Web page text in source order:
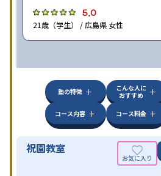
5.0
21歳（学生） / 広島県 女性
塾の特徴
こんな人に
おすすめ
コース内容
コース料金
祝園教室